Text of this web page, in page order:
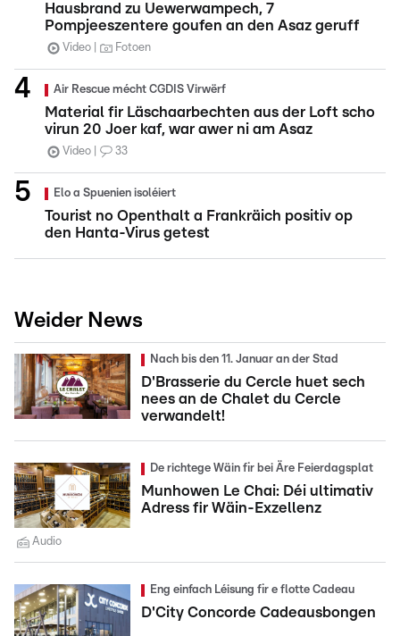
Hausbrand zu Uewerwampech, 7
Pompjeeszentere goufen an den Asaz geruff
Video Fotoen
Air Rescue mécht CGDIS Virwërf
Material fir Läschaarbechten aus der Loft scho
virun 20 Joer kaf, war awer ni am Asaz
Video 33
Elo a Spuenien isoléiert
Tourist no Openthalt a Frankräich positiv op
den Hanta-Virus getest
Weider News
Nach bis den 11. Januar an der Stad
D'Brasserie du Cercle huet sech
nees an de Chalet du Cercle
verwandelt!
De richtege Wäin fir bei Äre Feierdagsplat
Munhowen Le Chai: Déi ultimativ
Adress fir Wäin-Exzellenz
Audio
Eng einfach Léisung fir e flotte Cadeau
D'City Concorde Cadeausbongen